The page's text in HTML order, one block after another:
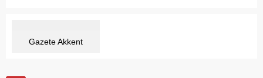
Gazete Akkent